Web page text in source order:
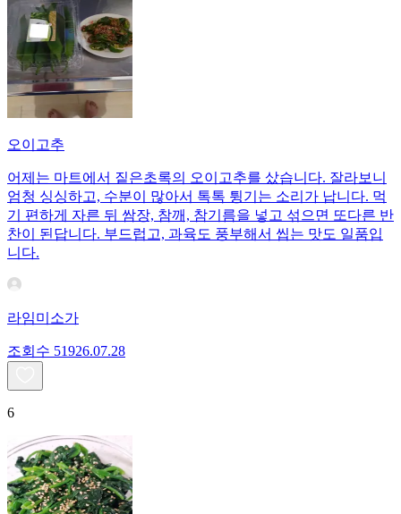
오이고추
어제는 마트에서 짙은초록의 오이고추를 샀습니다. 잘라보니
엄청 싱싱하고, 수분이 많아서 톡톡 튕기는 소리가 납니다. 먹
기 편하게 자른 뒤 쌈장, 참깨, 참기름을 넣고 섞으면 또다른 반
찬이 된답니다. 부드럽고, 과육도 풍부해서 씹는 맛도 일품입
니다.
라임미소가
조회수 51926.07.28
6